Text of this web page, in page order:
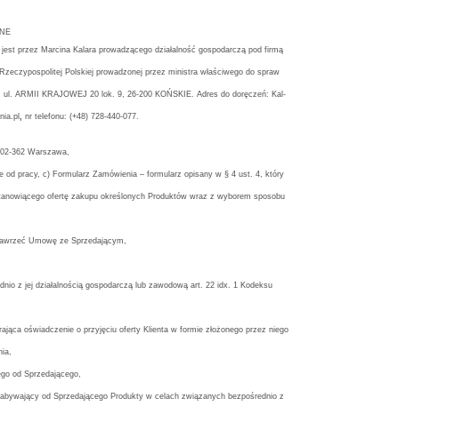
przez Marcina Kalara prowadzącego działalność gospodarczą pod firmą
Polskiej prowadzonej przez ministra właściwego do spraw
ul. ARMII KRAJOWEJ 20 lok. 9, 26-200 KOŃSKIE. Adres do doręczeń: Kal-
, nr telefonu: (+48) 728-440-077.
362 Warszawa,
od pracy, c) Formularz Zamówienia – formularz opisany w § 4 ust. 4, który
ofertę zakupu określonych Produktów wraz z wyborem sposobu
Umowę ze Sprzedającym,
z jej działalnością gospodarczą lub zawodową art. 22 idx. 1 Kodeksu
oświadczenie o przyjęciu oferty Klienta w formie złożonego przez niego
od Sprzedającego,
od Sprzedającego Produkty w celach związanych bezpośrednio z